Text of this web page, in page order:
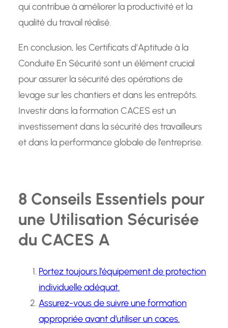
qui contribue à améliorer la productivité et la
qualité du travail réalisé.
En conclusion, les Certificats d’Aptitude à la
Conduite En Sécurité sont un élément crucial
pour assurer la sécurité des opérations de
levage sur les chantiers et dans les entrepôts.
Investir dans la formation CACES est un
investissement dans la sécurité des travailleurs
et dans la performance globale de l’entreprise.
8 Conseils Essentiels pour
une Utilisation Sécurisée
du CACES A
Portez toujours l’équipement de protection
individuelle adéquat.
Assurez-vous de suivre une formation
appropriée avant d’utiliser un caces.